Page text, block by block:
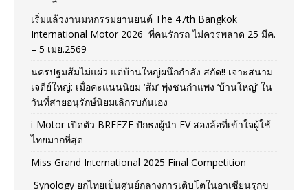
เริ่มแล้วงานมหกรรมยานยนต์ The 47th Bangkok
International Motor 2026 ที่คนรักรถ ไม่ควรพลาด 25 มีค.
– 5 เมย.2569
นครปฐมส้มไม่แผ่ว แต่บ้านใหญ่ผนึกกำลัง สกัด!! เจาะสนาม
เจดีย์ใหญ่: เมื่อคะแนนนิยม ‘ส้ม’ พุ่งชนกำแพง ‘บ้านใหญ่’ ใน
วันที่สายอนุรักษ์นิยมเลิกรบกันเอง
i-Motor เปิดตัว BREEZE ปักธงผู้นำ EV สองล้อที่เข้าใจผู้ใช้
ไทยมากที่สุด
Miss Grand International 2025 Final Competition
Synology ยกไทยเป็นศูนย์กลางการเติบโตในอาเซียนรุกข